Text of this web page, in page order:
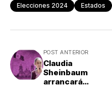
Elecciones 2024 Estados
POST ANTERIOR
Claudia
Sheinbaum
arrancará